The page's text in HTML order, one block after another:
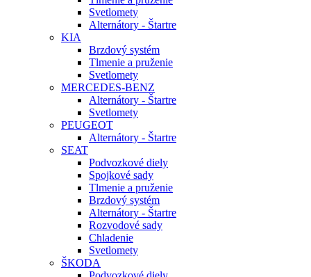
Svetlomety
Alternátory - Štartre
KIA
Brzdový systém
Tlmenie a pruženie
Svetlomety
MERCEDES-BENZ
Alternátory - Štartre
Svetlomety
PEUGEOT
Alternátory - Štartre
SEAT
Podvozkové diely
Spojkové sady
Tlmenie a pruženie
Brzdový systém
Alternátory - Štartre
Rozvodové sady
Chladenie
Svetlomety
ŠKODA